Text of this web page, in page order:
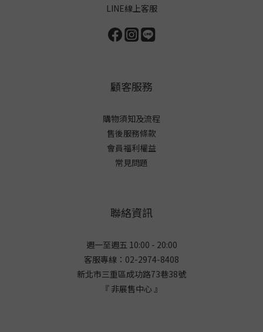
LINE線上客服
顧客服務
購物須知及流程
售後服務條款
會員福利權益
常見問題
聯絡資訊
週一至週五 10:00 - 20:00
客服專線：02-2974-8408
新北市三重區成功路73巷38號
『 非展售中心 』